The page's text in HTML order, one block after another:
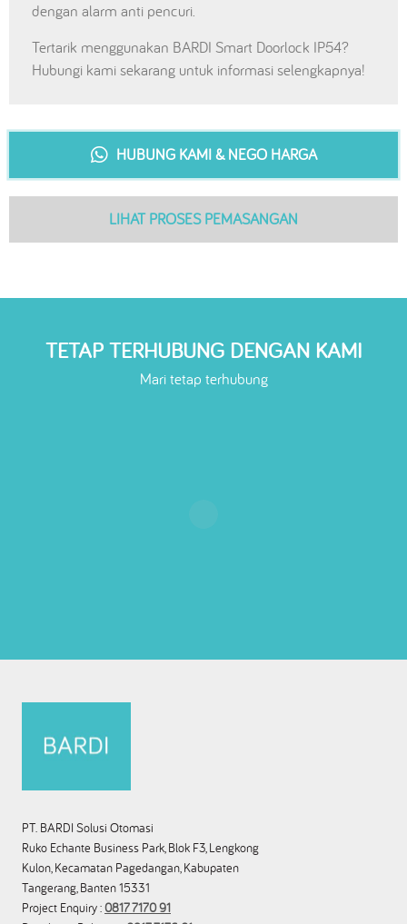
dengan alarm anti pencuri.
Tertarik menggunakan BARDI Smart Doorlock IP54?
Hubungi kami sekarang untuk informasi selengkapnya!
HUBUNG KAMI & NEGO HARGA
LIHAT PROSES PEMASANGAN
TETAP TERHUBUNG DENGAN KAMI
Mari tetap terhubung
PT. BARDI Solusi Otomasi
Ruko Echante Business Park, Blok F3, Lengkong
Kulon, Kecamatan Pagedangan, Kabupaten
Tangerang, Banten 15331
Project Enquiry :0817 7170 91